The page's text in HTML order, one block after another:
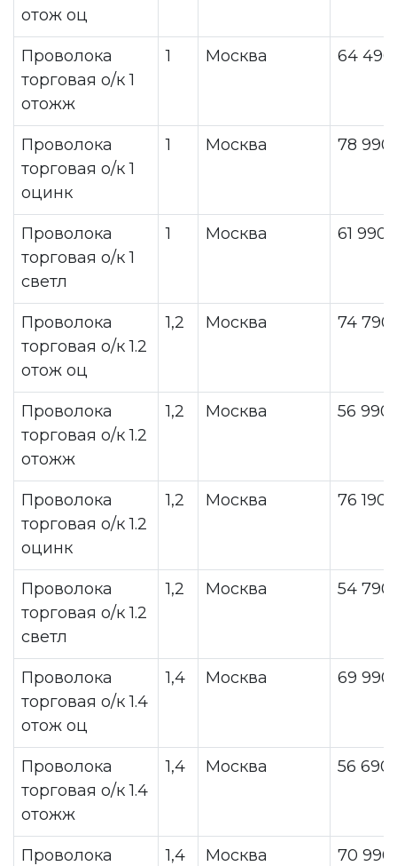
отож оц
Проволока
торговая о/к 1
отожж
1 Москва 64 490
Проволока
торговая о/к 1
оцинк
1 Москва 78 990
Проволока
торговая о/к 1
светл
1 Москва 61 990
Проволока
торговая о/к 1.2
отож оц
1,2 Москва 74 790
Проволока
торговая о/к 1.2
отожж
1,2 Москва 56 990
Проволока
торговая о/к 1.2
оцинк
1,2 Москва 76 190
Проволока
торговая о/к 1.2
светл
1,2 Москва 54 790
Проволока
торговая о/к 1.4
отож оц
1,4 Москва 69 990
Проволока
торговая о/к 1.4
отожж
1,4 Москва 56 690
Проволока
1,4 Москва 70 990